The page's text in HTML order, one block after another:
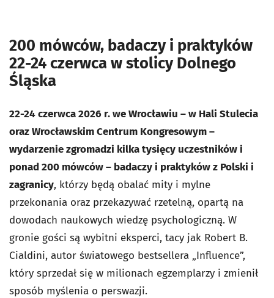
200 mówców, badaczy i praktyków
22-24 czerwca w stolicy Dolnego
Śląska
22-24 czerwca 2026 r. we Wrocławiu – w Hali Stulecia
oraz Wrocławskim Centrum Kongresowym –
wydarzenie zgromadzi kilka tysięcy uczestników i
ponad 200 mówców – badaczy i praktyków z Polski i
zagranicy, którzy będą obalać mity i mylne
przekonania oraz przekazywać rzetelną, opartą na
dowodach naukowych wiedzę psychologiczną. W
gronie gości są wybitni eksperci, tacy jak Robert B.
Cialdini, autor światowego bestsellera „Influence”,
który sprzedał się w milionach egzemplarzy i zmienił
sposób myślenia o perswazji.